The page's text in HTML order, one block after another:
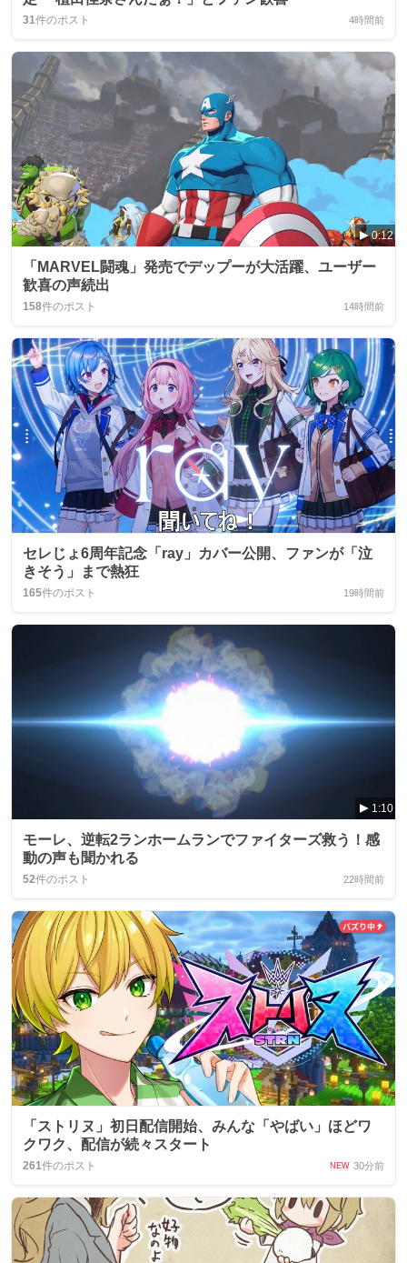
31件のポスト 4時間前
0:12
「MARVEL闘魂」発売でデップーが大活躍、ユーザー
歓喜の声続出
158件のポスト 14時間前
セレじょ6周年記念「ray」カバー公開、ファンが「泣
きそう」まで熱狂
165件のポスト 19時間前
1:10
モーレ、逆転2ランホームランでファイターズ救う！感
動の声も聞かれる
52件のポスト 22時間前
「ストリヌ」初日配信開始、みんな「やばい」ほどワ
クワク、配信が続々スタート
261件のポスト NEW 30分前